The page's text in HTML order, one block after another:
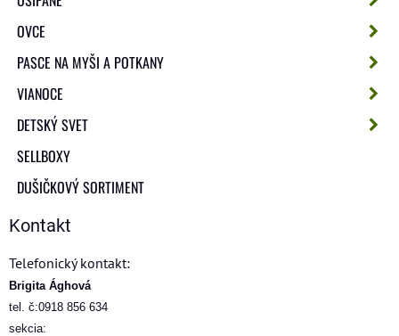
OVCE
PASCE NA MYŠI A POTKANY
VIANOCE
DETSKÝ SVET
SELLBOXY
DUŠIČKOVÝ SORTIMENT
Kontakt
Telefonický kontakt:
Brigita Ághová
tel. č:0918 856 634
sekcia: